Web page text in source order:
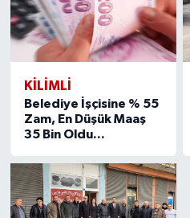
KILIMLI
Belediye İşçisine % 55
Zam, En Düşük Maaş
35 Bin Oldu...